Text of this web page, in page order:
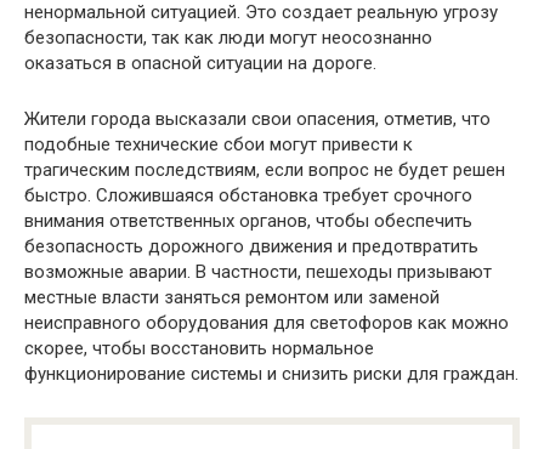
ненормальной ситуацией. Это создает реальную угрозу
безопасности, так как люди могут неосознанно
оказаться в опасной ситуации на дороге.
Жители города высказали свои опасения, отметив, что
подобные технические сбои могут привести к
трагическим последствиям, если вопрос не будет решен
быстро. Сложившаяся обстановка требует срочного
внимания ответственных органов, чтобы обеспечить
безопасность дорожного движения и предотвратить
возможные аварии. В частности, пешеходы призывают
местные власти заняться ремонтом или заменой
неисправного оборудования для светофоров как можно
скорее, чтобы восстановить нормальное
функционирование системы и снизить риски для граждан.